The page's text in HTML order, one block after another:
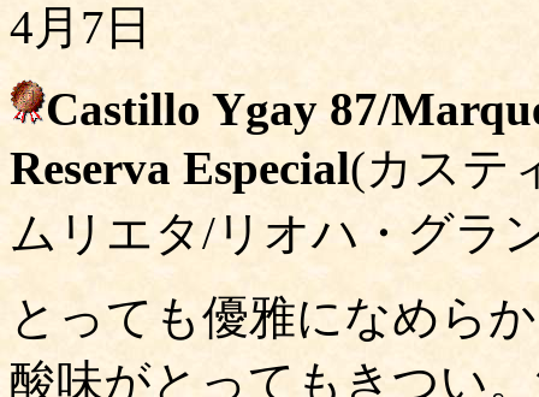
4月7日
Castillo Ygay 87/
Reserva Especial(カステ
ムリエタ/リオハ・グラ
とっても優雅になめら
酸味がとってもきつい